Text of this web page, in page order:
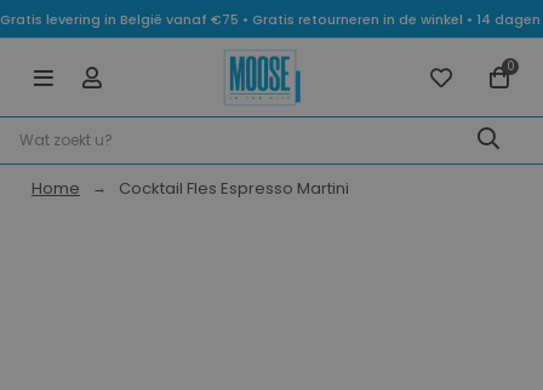
Gratis levering in België vanaf €75 • Gratis retourneren in de winkel • 14
0
Home Cocktail Fles Espresso Martini